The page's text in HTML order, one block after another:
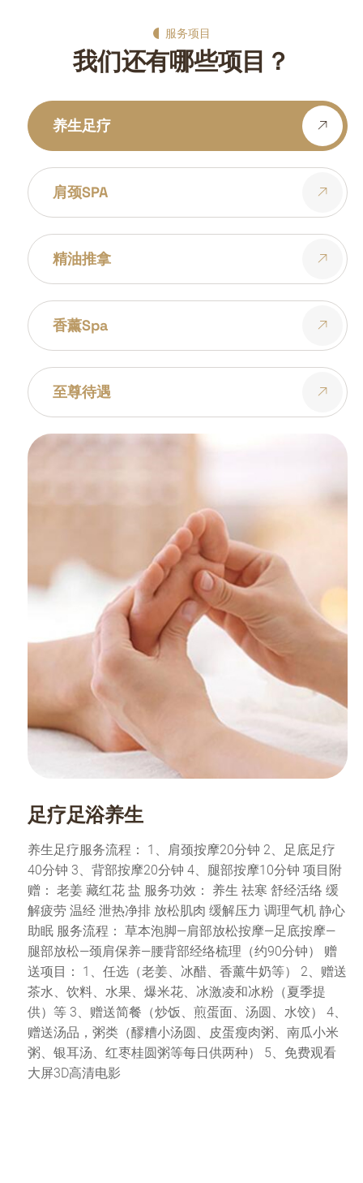
服务项目
我们还有哪些项目？
养生足疗
肩颈SPA
精油推拿
香薰spa
至尊待遇
足疗足浴养生
养生足疗服务流程： 1、肩颈按摩20分钟 2、足底足疗
40分钟 3、背部按摩20分钟 4、腿部按摩10分钟 项目附
赠： 老姜 藏红花 盐 服务功效： 养生 祛寒 舒经活络 缓
解疲劳 温经 泄热净排 放松肌肉 缓解压力 调理气机 静心
助眠 服务流程： 草本泡脚—肩部放松按摩—足底按摩—
腿部放松—颈肩保养—腰背部经络梳理（约90分钟） 赠
送项目： 1、任选（老姜、冰醋、香薰牛奶等） 2、赠送
茶水、饮料、水果、爆米花、冰激凌和冰粉（夏季提
供）等 3、赠送简餐（炒饭、煎蛋面、汤圆、水饺） 4、
赠送汤品，粥类（醪糟小汤圆、皮蛋瘦肉粥、南瓜小米
粥、银耳汤、红枣桂圆粥等每日供两种） 5、免费观看
大屏3D高清电影